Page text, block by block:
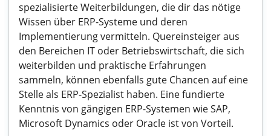
spezialisierte Weiterbildungen, die dir das nötige
Wissen über ERP-Systeme und deren
Implementierung vermitteln. Quereinsteiger aus
den Bereichen IT oder Betriebswirtschaft, die sich
weiterbilden und praktische Erfahrungen
sammeln, können ebenfalls gute Chancen auf eine
Stelle als ERP-Spezialist haben. Eine fundierte
Kenntnis von gängigen ERP-Systemen wie SAP,
Microsoft Dynamics oder Oracle ist von Vorteil.